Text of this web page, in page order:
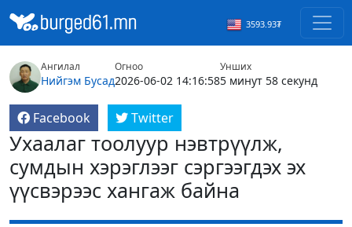
3593.93₮
Ангилал
Нийгэм Бусад
Огноо
2026-06-02 14:16:58
Унших
5 минут 58 секунд
Facebook Twitter
Ухаалаг тоолуур нэвтрүүлж,
сумдын хэрэглээг сэргээгдэх эх
үүсвэрээс хангаж байна